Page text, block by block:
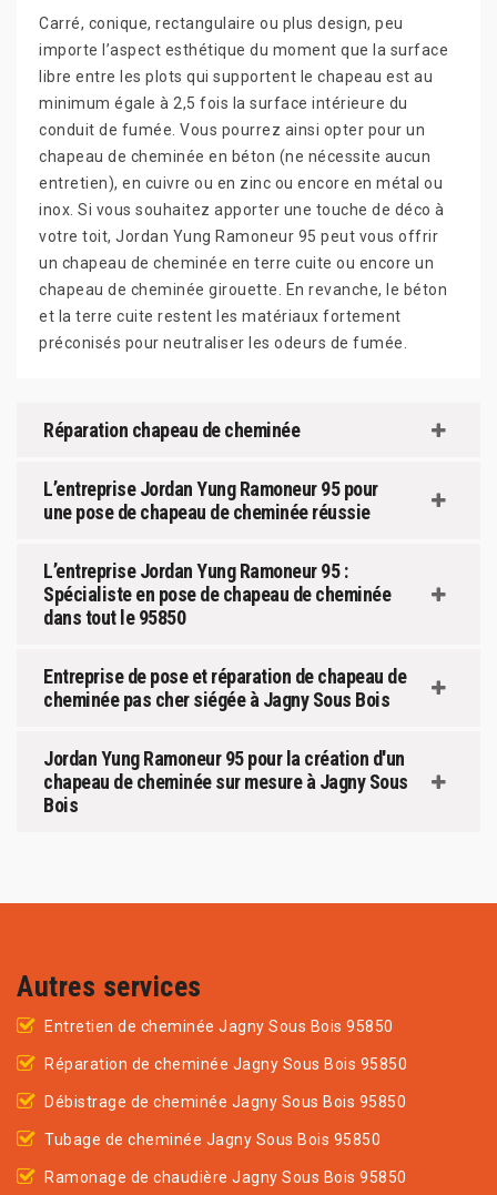
Carré, conique, rectangulaire ou plus design, peu
importe l’aspect esthétique du moment que la surface
libre entre les plots qui supportent le chapeau est au
minimum égale à 2,5 fois la surface intérieure du
conduit de fumée. Vous pourrez ainsi opter pour un
chapeau de cheminée en béton (ne nécessite aucun
entretien), en cuivre ou en zinc ou encore en métal ou
inox. Si vous souhaitez apporter une touche de déco à
votre toit, Jordan Yung Ramoneur 95 peut vous offrir
un chapeau de cheminée en terre cuite ou encore un
chapeau de cheminée girouette. En revanche, le béton
et la terre cuite restent les matériaux fortement
préconisés pour neutraliser les odeurs de fumée.
Réparation chapeau de cheminée
L’entreprise Jordan Yung Ramoneur 95 pour
une pose de chapeau de cheminée réussie
L’entreprise Jordan Yung Ramoneur 95 :
Spécialiste en pose de chapeau de cheminée
dans tout le 95850
Entreprise de pose et réparation de chapeau de
cheminée pas cher siégée à Jagny Sous Bois
Jordan Yung Ramoneur 95 pour la création d'un
chapeau de cheminée sur mesure à Jagny Sous
Bois
Autres services
Entretien de cheminée Jagny Sous Bois 95850
Réparation de cheminée Jagny Sous Bois 95850
Débistrage de cheminée Jagny Sous Bois 95850
Tubage de cheminée Jagny Sous Bois 95850
Ramonage de chaudière Jagny Sous Bois 95850